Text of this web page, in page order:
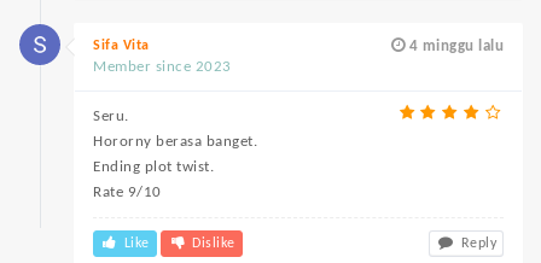
4 minggu lalu
Sifa Vita
Member since 2023
Seru.
Hororny berasa banget.
Ending plot twist.
Rate 9/10
Like Dislike Reply